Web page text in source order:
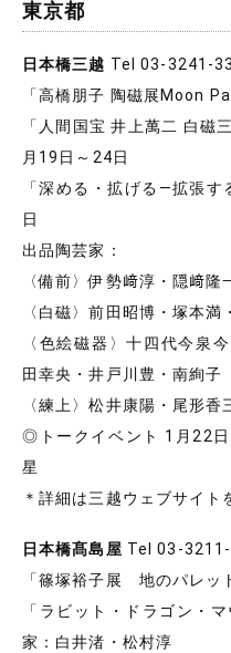
東京都
日本橋三越 Tel 03-3241-
「高橋朋子 陶磁展Moon
「人間国宝 井上萬二 白
月19日～24日
「深める・拡げる―拡張
日
出品陶芸家：
〈備前〉伊勢﨑淳・隠﨑隆
〈白磁〉前田昭博・塚本
〈色絵磁器〉十四代今泉
田幸央・井戸川豊・南絢子
〈練上〉松井康陽・尾形香
◎トークイベント 1月22
星
＊詳細は三越ウェブサイト
日本橋髙島屋 Tel 03-
「篠塚裕子展 地のパレッ
「ラビット・ドラゴン・
家：白井渚・松村淳